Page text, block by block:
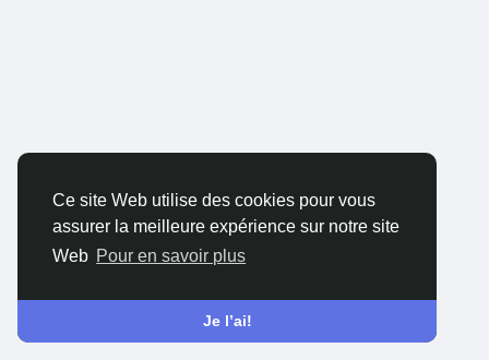
Ce site Web utilise des cookies pour vous
assurer la meilleure expérience sur notre site
Web Pour en savoir plus
Je l’ai!